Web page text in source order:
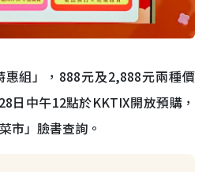
惠組」，888元及2,888元兩種價
日中午12點於KKTIX開放預購，
市」臉書查詢。